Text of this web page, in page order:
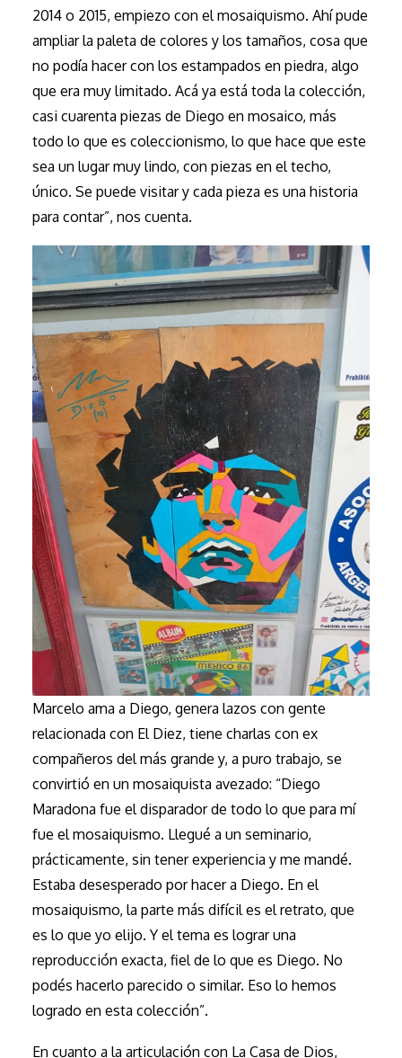
2014 o 2015, empiezo con el mosaiquismo. Ahí pude
ampliar la paleta de colores y los tamaños, cosa que
no podía hacer con los estampados en piedra, algo
que era muy limitado. Acá ya está toda la colección,
casi cuarenta piezas de Diego en mosaico, más
todo lo que es coleccionismo, lo que hace que este
sea un lugar muy lindo, con piezas en el techo,
único. Se puede visitar y cada pieza es una historia
para contar”, nos cuenta.
Marcelo ama a Diego, genera lazos con gente
relacionada con El Diez, tiene charlas con ex
compañeros del más grande y, a puro trabajo, se
convirtió en un mosaiquista avezado: “Diego
Maradona fue el disparador de todo lo que para mí
fue el mosaiquismo. Llegué a un seminario,
prácticamente, sin tener experiencia y me mandé.
Estaba desesperado por hacer a Diego. En el
mosaiquismo, la parte más difícil es el retrato, que
es lo que yo elijo. Y el tema es lograr una
reproducción exacta, fiel de lo que es Diego. No
podés hacerlo parecido o similar. Eso lo hemos
logrado en esta colección”.
En cuanto a la articulación con La Casa de Dios,